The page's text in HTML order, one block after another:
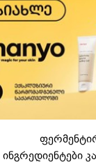
ინგრედიენტები